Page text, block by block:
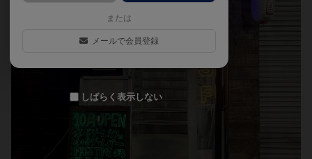
または
メールで会員登録
しばらく表示しない